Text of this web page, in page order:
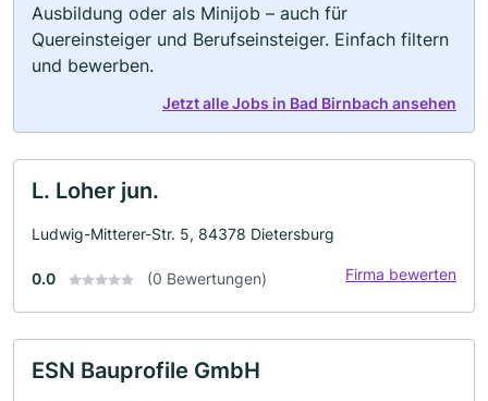
Ausbildung oder als Minijob – auch für
Quereinsteiger und Berufseinsteiger. Einfach filtern
und bewerben.
Jetzt alle Jobs in Bad Birnbach ansehen
L. Loher jun.
Ludwig-Mitterer-Str. 5, 84378 Dietersburg
0.0 (0 Bewertungen) Firma bewerten
ESN Bauprofile GmbH